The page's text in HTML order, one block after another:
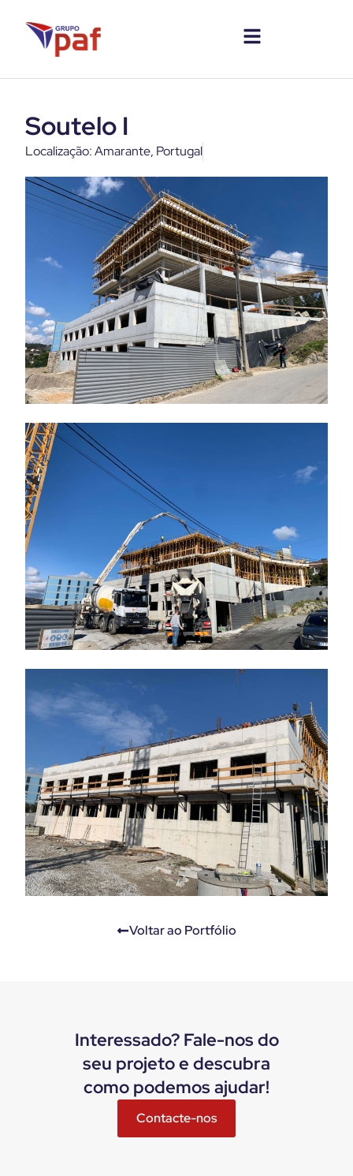
Soutelo I
Localização: Amarante, Portugal
Voltar ao Portfólio
Interessado? Fale-nos do
seu projeto e descubra
como podemos ajudar!
Contacte-nos